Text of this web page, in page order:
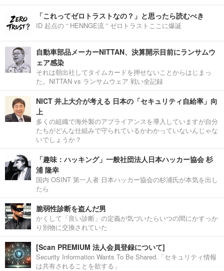
「これってゼロトラストなの？」と思ったら読むべき
ID 起点の “ HENNGE流 ” ゼロトラストここに爆誕
自動車部品メーカーNITTAN、決算開示目前にランサムウ
ェア感染
それは朝出社してタイムカードを押せないことからはじまっ
た。NITTAN vs ランサムウェア 戦い全記録
NICT 井上大介が考える 日本の「セキュリティ自給率」向
上
多くの組織で海外製のアプライアンスを導入していますが自分
たちがどんな仕組みで守られているかわかっていないんじゃな
いでしょうか？
「趣味：ハッキング」一般社団法人日本ハッカー協会 杉
浦 隆幸
国内 OSINT 第一人者 日本ハッカー協会の杉浦氏が本気を出し
たら
脆弱性診断を盗んだ男
かくして「良い診断」の定義が気づいたらいつの間にかすっか
り別物に交換されていた
[Scan PREMIUM 法人会員登録について]
Security Information Wants To Be Shared.「セキュリティ情報
は共有されることを欲する」